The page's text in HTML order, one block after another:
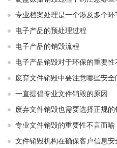
专业档案处理是一个涉及多个
电子产品的预处理过程
电子产品的销毁流程
电子产品销毁对于环保的重要性
废弃文件销毁中要注意哪些安全
一直提倡专业文件销毁的原因
废弃文件销毁也需要选择正规的
专业文件销毁的重要性不言而喻
文件销毁机构在确保客户信息